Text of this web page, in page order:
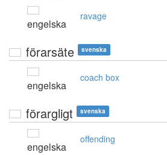
engelska
ravage
förarsäte svenska
engelska
coach box
förargligt svenska
engelska
offending